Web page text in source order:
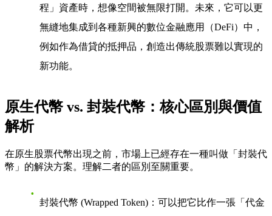
程」資產時，想像空間被無限打開。未來，它可以更
無縫地集成到各種新興的數位金融應用（DeFi）中，
例如作為借貸的抵押品，創造出傳統股票難以實現的
新功能。
原生代幣 vs. 封裝代幣：核心區別與價值
解析
在原生股票代幣出現之前，市場上已經存在一種叫做「封裝代
幣」的解決方案。理解二者的區別至關重要。
封裝代幣 (Wrapped Token) ：可以把它比作一張「代金